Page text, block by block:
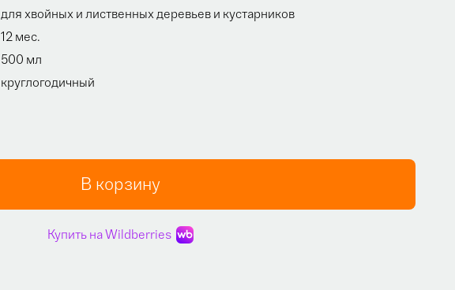
для хвойных и лиственных деревьев и кустарников
12 мес.
500 мл
круглогодичный
В корзину
Купить на Wildberries